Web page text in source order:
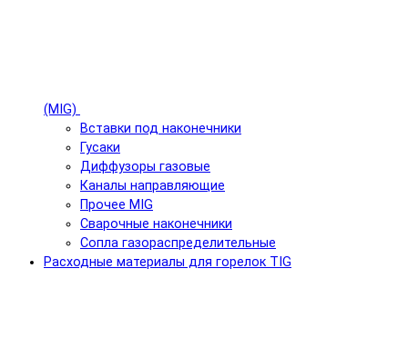
(MIG)
Вставки под наконечники
Гусаки
Диффузоры газовые
Каналы направляющие
Прочее MIG
Сварочные наконечники
Сопла газораспределительные
Расходные материалы для горелок TIG